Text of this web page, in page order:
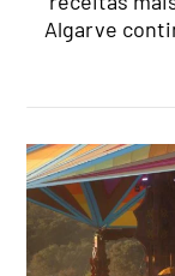
Algarve